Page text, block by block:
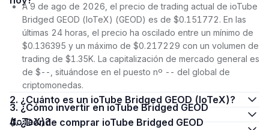
A 9 de ago de 2026, el precio de trading actual de ioTube
Bridged GEOD (IoTeX) (GEOD) es de $0.151772. En las
últimas 24 horas, el precio ha oscilado entre un mínimo de
$0.136395 y un máximo de $0.217229 con un volumen de
trading de $1.35K. La capitalización de mercado general es
de $--, situándose en el puesto nº -- del global de
criptomonedas.
2. ¿Cuánto es un ioTube Bridged GEOD (IoTeX)?
3. ¿Cómo invertir en ioTube Bridged GEOD
(IoTeX)?
4. ¿Dónde comprar ioTube Bridged GEOD